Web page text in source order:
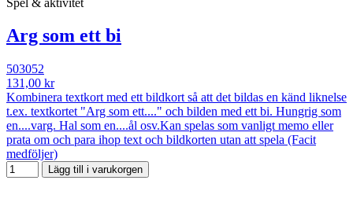
Arg som ett bi
503052
131,00 kr
Kombinera textkort med ett bildkort så att det bildas en känd liknelse
t.ex. textkortet "Arg som ett...." och bilden med ett bi. Hungrig som
en....varg. Hal som en....ål osv.Kan spelas som vanligt memo eller
prata om och para ihop text och bildkorten utan att spela (Facit
medföljer)
Lägg till i varukorgen